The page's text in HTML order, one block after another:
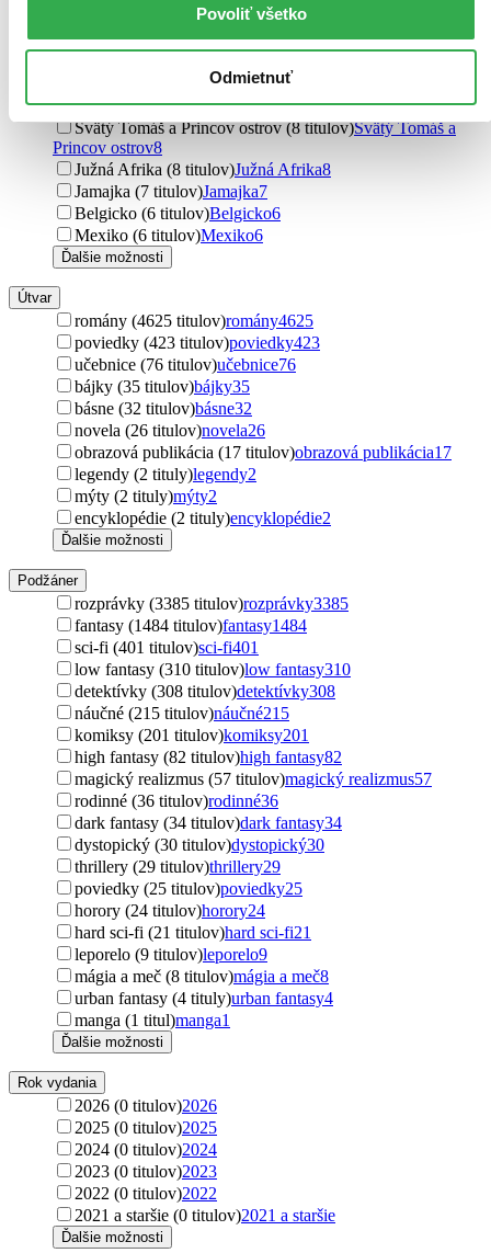
Povoliť všetko
Odmietnuť
Dánsko (23 titulov)Dánsko23
Ukrajina (20 titulov)Ukrajina20
Vietnam (18 titulov)Vietnam18
Nový Zéland (10 titulov)Nový Zéland10
Svätý Tomáš a Princov ostrov (8 titulov)Svätý Tomáš a
Princov ostrov8
Južná Afrika (8 titulov)Južná Afrika8
Jamajka (7 titulov)Jamajka7
Belgicko (6 titulov)Belgicko6
Mexiko (6 titulov)Mexiko6
Ďalšie možnosti
Útvar
romány (4625 titulov)romány4625
poviedky (423 titulov)poviedky423
učebnice (76 titulov)učebnice76
bájky (35 titulov)bájky35
básne (32 titulov)básne32
novela (26 titulov)novela26
obrazová publikácia (17 titulov)obrazová publikácia17
legendy (2 tituly)legendy2
mýty (2 tituly)mýty2
encyklopédie (2 tituly)encyklopédie2
Ďalšie možnosti
Podžáner
rozprávky (3385 titulov)rozprávky3385
fantasy (1484 titulov)fantasy1484
sci-fi (401 titulov)sci-fi401
low fantasy (310 titulov)low fantasy310
detektívky (308 titulov)detektívky308
náučné (215 titulov)náučné215
komiksy (201 titulov)komiksy201
high fantasy (82 titulov)high fantasy82
magický realizmus (57 titulov)magický realizmus57
rodinné (36 titulov)rodinné36
dark fantasy (34 titulov)dark fantasy34
dystopický (30 titulov)dystopický30
thrillery (29 titulov)thrillery29
poviedky (25 titulov)poviedky25
horory (24 titulov)horory24
hard sci-fi (21 titulov)hard sci-fi21
leporelo (9 titulov)leporelo9
mágia a meč (8 titulov)mágia a meč8
urban fantasy (4 tituly)urban fantasy4
manga (1 titul)manga1
Ďalšie možnosti
Rok vydania
2026 (0 titulov)2026
2025 (0 titulov)2025
2024 (0 titulov)2024
2023 (0 titulov)2023
2022 (0 titulov)2022
2021 a staršie (0 titulov)2021 a staršie
Ďalšie možnosti